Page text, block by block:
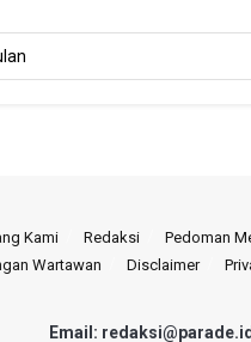
Kami Redaksi
Pedoman
Wartawan
Disclaimer
Email: redaksi@parade.id